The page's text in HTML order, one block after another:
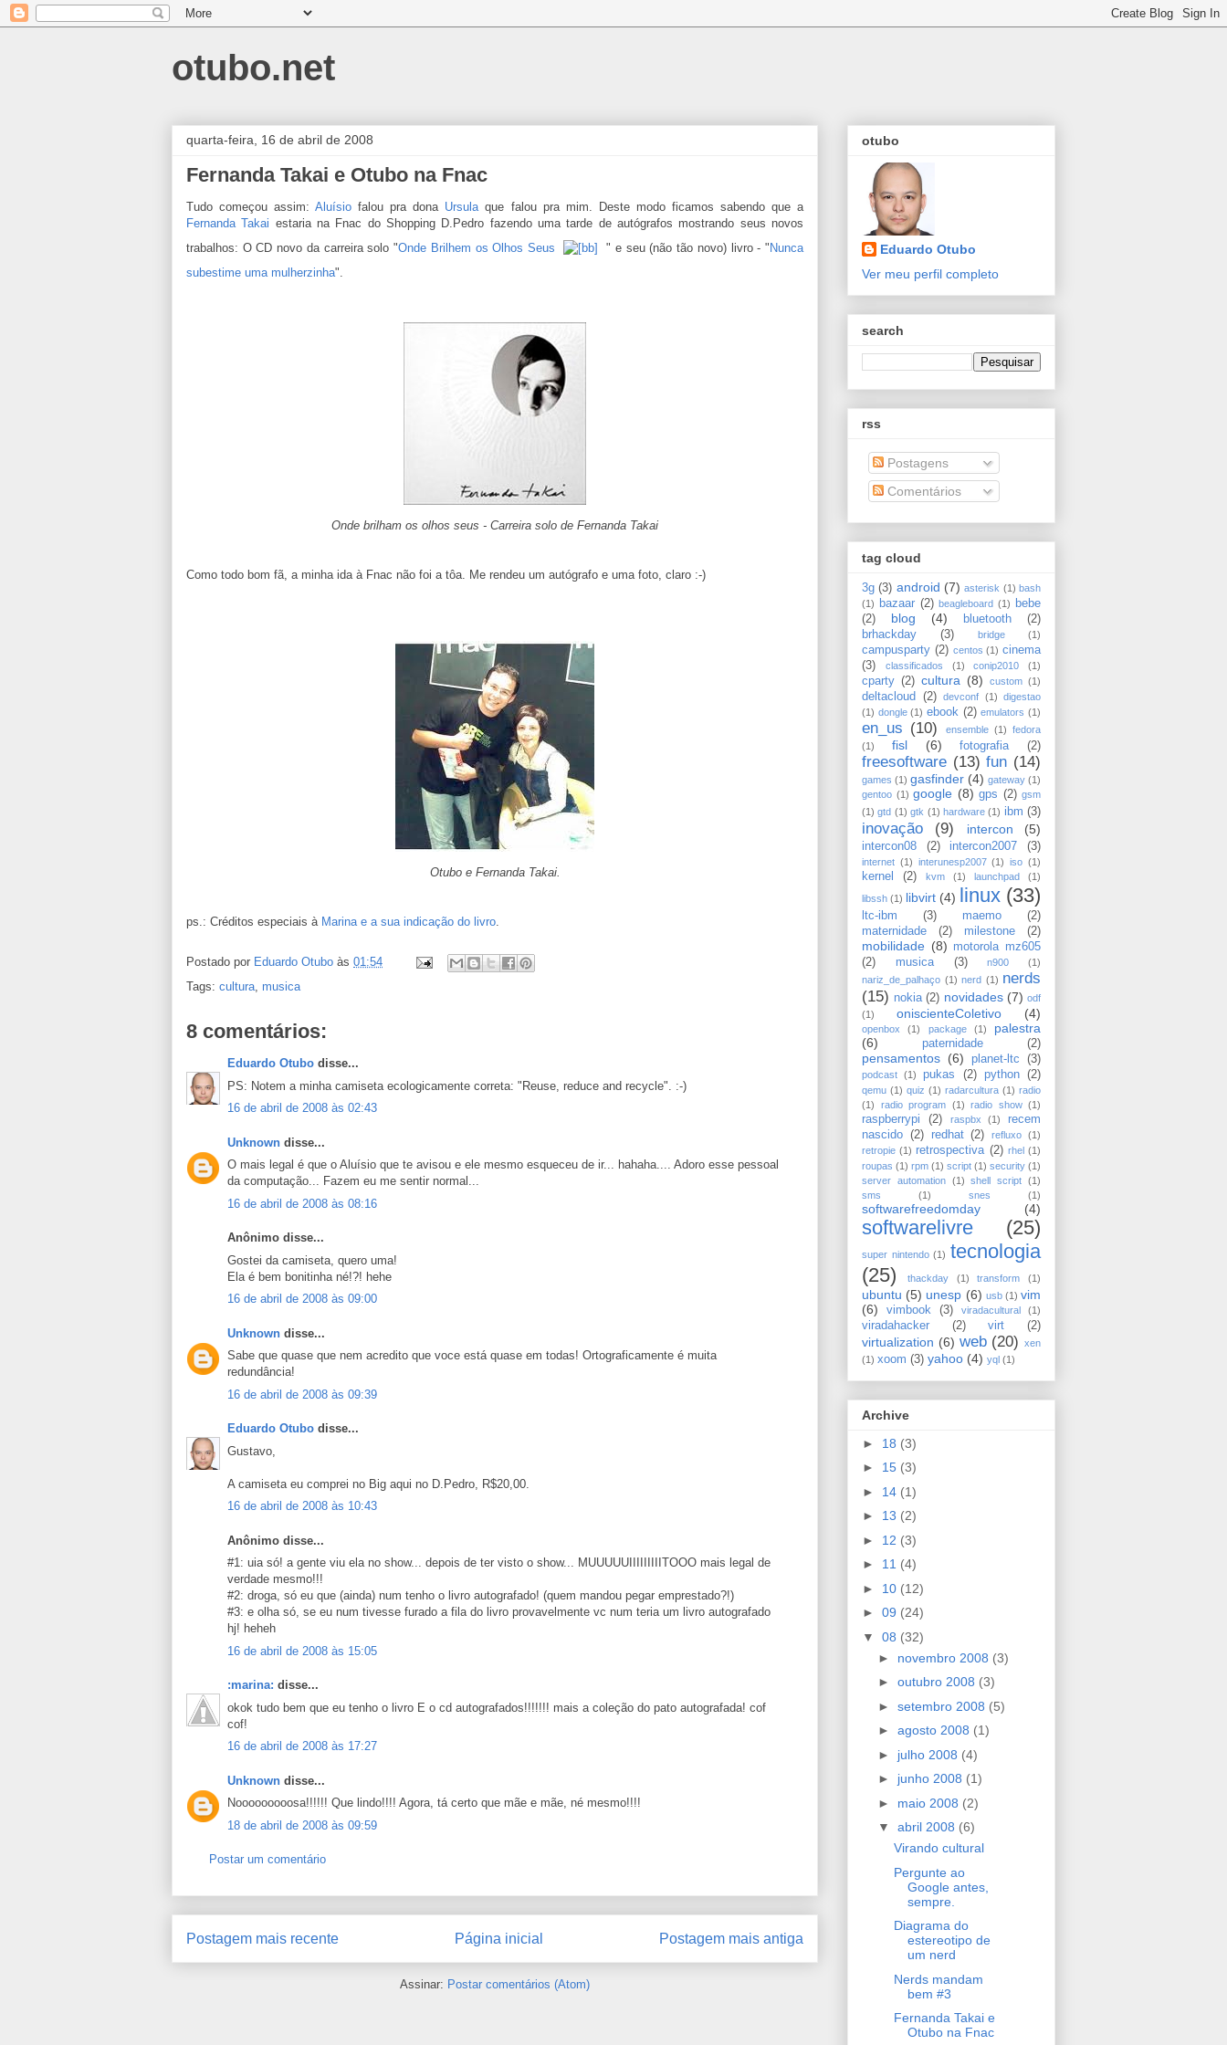
otubo.net
quarta-feira, 16 de abril de 2008
Fernanda Takai e Otubo na Fnac
Tudo começou assim:Aluísio falou pra dona Ursulaque falou pra mim. Deste modo ficamos sabendo que a
Fernanda Takai estaria na Fnac do Shopping D.Pedro fazendo uma tarde de autógrafos mostrando seus novos
trabalhos: O CD novo da carreira solo "Onde Brilhem os Olhos Seus " e seu (não tão novo) livro - " Nunca
subestime uma mulherzinha".
Onde brilham os olhos seus - Carreira solo de Fernanda Takai
Como todo bom fã, a minha ida à Fnac não foi a tôa. Me rendeu um autógrafo e uma foto, claro :-)
Otubo e Fernanda Takai.
ps.: Créditos especiais à Marina e a sua indicação do livro.
Postado por Eduardo Otubo às 01:54
Tags: cultura, musica
8 comentários:
Eduardo Otubo disse...
PS: Notem a minha camiseta ecologicamente correta: "Reuse, reduce and recycle". :-)
16 de abril de 2008 às 02:43
Unknown disse...
O mais legal é que o Aluísio que te avisou e ele mesmo esqueceu de ir... hahaha.... Adoro esse pessoal
da computação... Fazem eu me sentir normal...
16 de abril de 2008 às 08:16
Anônimo disse...
Gostei da camiseta, quero uma!
Ela é bem bonitinha né!?! hehe
16 de abril de 2008 às 09:00
Unknown disse...
Sabe que quase que nem acredito que voce está quase em todas! Ortograficamente é muita
redundância!
16 de abril de 2008 às 09:39
Eduardo Otubo disse...
Gustavo,
A camiseta eu comprei no Big aqui no D.Pedro, R$20,00.
16 de abril de 2008 às 10:43
Anônimo disse...
#1: uia só! a gente viu ela no show... depois de ter visto o show... MUUUUUIIIIIIIIITOOO mais legal de
verdade mesmo!!!
#2: droga, só eu que (ainda) num tenho o livro autografado! (quem mandou pegar emprestado?!)
#3: e olha só, se eu num tivesse furado a fila do livro provavelmente vc num teria um livro autografado
hj! heheh
16 de abril de 2008 às 15:05
:marina: disse...
okok tudo bem que eu tenho o livro E o cd autografados!!!!!!! mais a coleção do pato autografada! cof
cof!
16 de abril de 2008 às 17:27
Unknown disse...
Nooooooooosa!!!!!! Que lindo!!!! Agora, tá certo que mãe e mãe, né mesmo!!!!
18 de abril de 2008 às 09:59
Postar um comentário
Postagem mais recente Postagem mais antiga
Página inicial
Assinar: Postar comentários (Atom)
otubo
Eduardo Otubo
Ver meu perfil completo
search
rss
Postagens
Comentários
tag cloud
3g (3) android (7) asterisk (1) bash
(1)
bazaar (2) beagleboard (1)
bebe
(2)
blog (4) bluetooth
(2)
brhackday
(3) bridge (1)
campusparty (2) centos (1) cinema
(3)
classificados (1) conip2010 (1)
cparty (2) cultura (8) custom (1)
deltacloud (2) devconf (1) digestao
(1) dongle (1) ebook (2) emulators (1)
en_us (10) ensemble (1) fedora
(1)
fisl (6) fotografia (2)
freesoftware (13) fun (14)
games (1) gasfinder (4) gateway (1)
gentoo (1) google (8) gps (2) gsm
(1) gtd (1) gtk (1) hardware (1) ibm (3)
inovação (9) intercon (5)
intercon08 (2) intercon2007 (3)
internet (1) interunesp2007 (1) iso (1)
kernel (2) kvm (1) launchpad
(1)
libssh (1) libvirt (4) linux (33)
ltc-ibm (3) maemo
(2)
maternidade
(2) milestone (2)
mobilidade (8) motorola mz605
(2)
musica (3) n900
(1)
nariz_de_palhaço (1) nerd (1) nerds
(15) nokia (2) novidades (7) odf
(1)
oniscienteColetivo (4)
openbox (1) package (1)
palestra
(6)
paternidade (2)
pensamentos (6) planet-ltc (3)
podcast (1) pukas (2) python (2)
qemu (1) quiz (1) radarcultura (1) radio
(1)
radio program (1) radio show (1)
raspberrypi (2) raspbx (1)
recem
nascido (2) redhat (2) refluxo (1)
retropie (1) retrospectiva (2) rhel (1)
roupas (1) rpm (1) script (1) security (1)
server automation (1) shell script (1)
sms
(1) snes (1)
softwarefreedomday (4)
softwarelivre (25)
super nintendo (1) tecnologia
(25)
thackday (1) transform (1)
ubuntu (5) unesp (6) usb (1) vim
(6)
vimbook (3) viradacultural (1)
viradahacker (2) virt (2)
virtualization (6) web (20) xen
(1) xoom (3) yahoo (4) yql (1)
Archive
► 18 (3)
► 15 (3)
► 14 (1)
► 13 (2)
► 12 (3)
► 11 (4)
► 10 (12)
► 09 (24)
▼ 08 (32)
► novembro 2008 (3)
► outubro 2008 (3)
► setembro 2008 (5)
► agosto 2008 (1)
► julho 2008 (4)
► junho 2008 (1)
► maio 2008 (2)
▼ abril 2008 (6)
Virando cultural
Pergunte ao
Google antes,
sempre.
Diagrama do
estereotipo de
um nerd
Nerds mandam
bem #3
Fernanda Takai e
Otubo na Fnac